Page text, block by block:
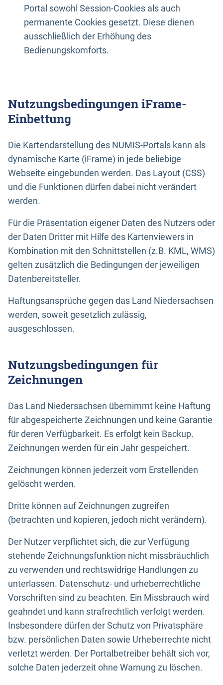
Portal sowohl Session-Cookies als auch
permanente Cookies gesetzt. Diese dienen
ausschließlich der Erhöhung des
Bedienungskomforts.
Nutzungsbedingungen iFrame-
Einbettung
Die Kartendarstellung des NUMIS-Portals kann als
dynamische Karte (iFrame) in jede beliebige
Webseite eingebunden werden. Das Layout (CSS)
und die Funktionen dürfen dabei nicht verändert
werden.
Für die Präsentation eigener Daten des Nutzers oder
der Daten Dritter mit Hilfe des Kartenviewers in
Kombination mit den Schnittstellen (z.B. KML, WMS)
gelten zusätzlich die Bedingungen der jeweiligen
Datenbereitsteller.
Haftungsansprüche gegen das Land Niedersachsen
werden, soweit gesetzlich zulässig,
ausgeschlossen.
Nutzungsbedingungen für
Zeichnungen
Das Land Niedersachsen übernimmt keine Haftung
für abgespeicherte Zeichnungen und keine Garantie
für deren Verfügbarkeit. Es erfolgt kein Backup.
Zeichnungen werden für ein Jahr gespeichert.
Zeichnungen können jederzeit vom Erstellenden
gelöscht werden.
Dritte können auf Zeichnungen zugreifen
(betrachten und kopieren, jedoch nicht verändern).
Der Nutzer verpflichtet sich, die zur Verfügung
stehende Zeichnungsfunktion nicht missbräuchlich
zu verwenden und rechtswidrige Handlungen zu
unterlassen. Datenschutz- und urheberrechtliche
Vorschriften sind zu beachten. Ein Missbrauch wird
geahndet und kann strafrechtlich verfolgt werden.
Insbesondere dürfen der Schutz von Privatsphäre
bzw. persönlichen Daten sowie Urheberrechte nicht
verletzt werden. Der Portalbetreiber behält sich vor,
solche Daten jederzeit ohne Warnung zu löschen.